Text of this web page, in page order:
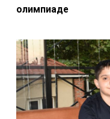
олимпиаде